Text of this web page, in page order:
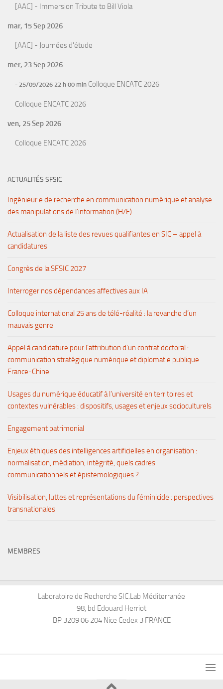
[AAC] - Immersion Tribute to Bill Viola
mar, 15 Sep 2026
[AAC] - Journées d'étude
mer, 23 Sep 2026
- 25/09/2026 22 h 00 min Colloque ENCATC 2026
Colloque ENCATC 2026
ven, 25 Sep 2026
Colloque ENCATC 2026
ACTUALITÉS SFSIC
Ingénieur.e de recherche en communication numérique et analyse
des manipulations de l’information (H/F)
Actualisation de la liste des revues qualifiantes en SIC – appel à
candidatures
Congrès de la SFSIC 2027
Interroger nos dépendances affectives aux IA
Colloque international 25 ans de télé-réalité : la revanche d’un
mauvais genre
Appel à candidature pour l’attribution d’un contrat doctoral :
communication stratégique numérique et diplomatie publique
France-Chine
Usages du numérique éducatif à l’université en territoires et
contextes vulnérables : dispositifs, usages et enjeux socioculturels
Engagement patrimonial
Enjeux éthiques des intelligences artificielles en organisation :
normalisation, médiation, intégrité, quels cadres
communicationnels et épistemologiques ?
Visibilisation, luttes et représentations du féminicide : perspectives
transnationales
MEMBRES
Laboratoire de Recherche SIC.Lab Méditerranée
98, bd Edouard Herriot
BP 3209 06 204 Nice Cedex 3 FRANCE